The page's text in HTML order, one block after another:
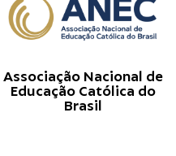
Associação Nacional de
Educação Católica do
Brasil